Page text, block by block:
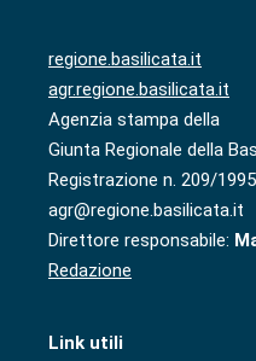
regione.basilicata.it
agr.regione.basilicata.it
Agenzia stampa della
Giunta Regionale della
Registrazione n. 209/
agr@regione.basilicata.it
Direttore responsabile:
Redazione
Link utili